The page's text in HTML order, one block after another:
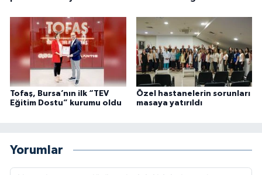
Tofaş, Bursa’nın ilk “TEV
Eğitim Dostu” kurumu oldu
Özel hastanelerin sorunları
masaya yatırıldı
Yorumlar